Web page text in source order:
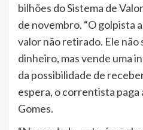
bilhões do Sistema de
de novembro. “O golpista
valor não retirado. Ele não
dinheiro, mas vende uma
da possibilidade de
espera, o correntista paga
Gomes.